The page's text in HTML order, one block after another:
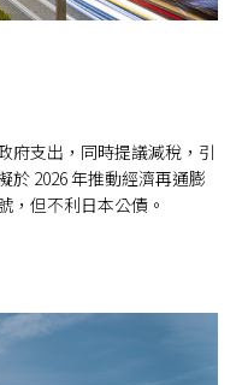
府支出，同時提議減稅，引
於 2026 年推動經濟再通膨
，但不利日本公債。